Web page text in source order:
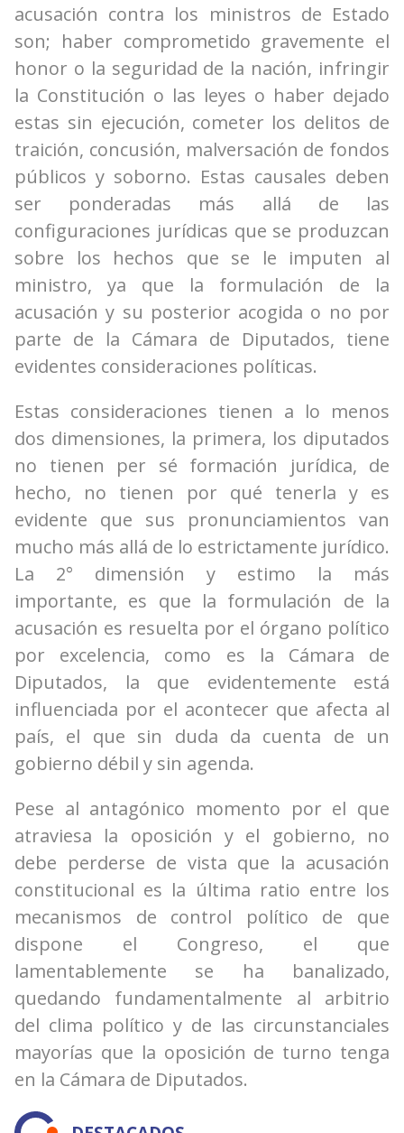
acusación contra los ministros de Estado
son; haber comprometido gravemente el
honor o la seguridad de la nación, infringir
la Constitución o las leyes o haber dejado
estas sin ejecución, cometer los delitos de
traición, concusión, malversación de fondos
públicos y soborno. Estas causales deben
ser ponderadas más allá de las
configuraciones jurídicas que se produzcan
sobre los hechos que se le imputen al
ministro, ya que la formulación de la
acusación y su posterior acogida o no por
parte de la Cámara de Diputados, tiene
evidentes consideraciones políticas.
Estas consideraciones tienen a lo menos
dos dimensiones, la primera, los diputados
no tienen per sé formación jurídica, de
hecho, no tienen por qué tenerla y es
evidente que sus pronunciamientos van
mucho más allá de lo estrictamente jurídico.
La 2° dimensión y estimo la más
importante, es que la formulación de la
acusación es resuelta por el órgano político
por excelencia, como es la Cámara de
Diputados, la que evidentemente está
influenciada por el acontecer que afecta al
país, el que sin duda da cuenta de un
gobierno débil y sin agenda.
Pese al antagónico momento por el que
atraviesa la oposición y el gobierno, no
debe perderse de vista que la acusación
constitucional es la última ratio entre los
mecanismos de control político de que
dispone el Congreso, el que
lamentablemente se ha banalizado,
quedando fundamentalmente al arbitrio
del clima político y de las circunstanciales
mayorías que la oposición de turno tenga
en la Cámara de Diputados.